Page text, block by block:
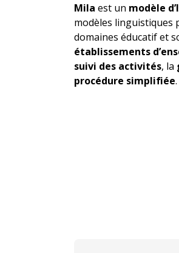
Mila est un modèle
modèles linguistiques
domaines éducatif et
établissements
suivi des activités, la
procédure simplifiée.